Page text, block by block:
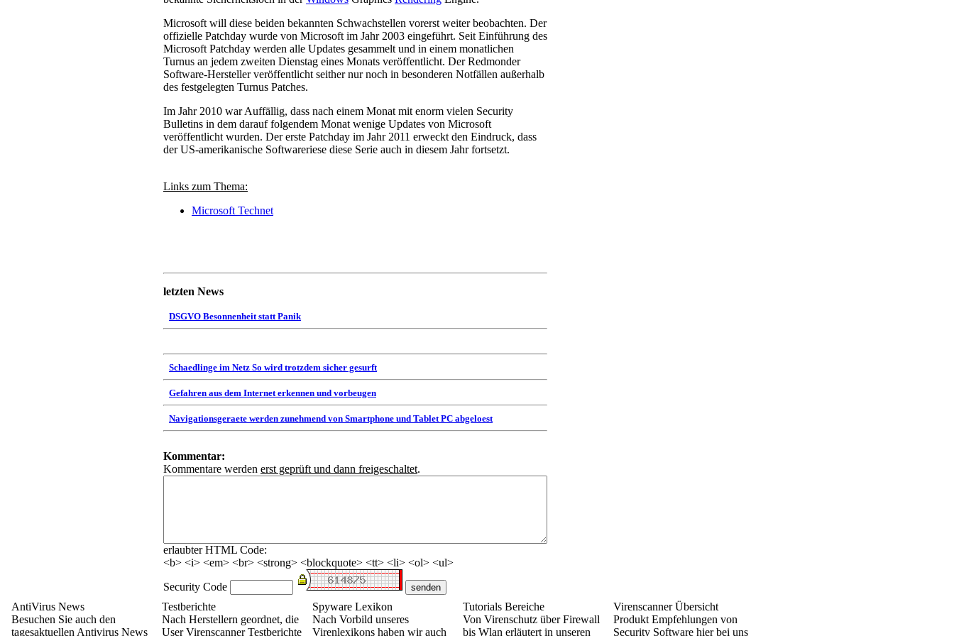
Microsoft will diese beiden bekannten Schwachstellen vorerst weiter beobachten. Der
offizielle Patchday wurde von Microsoft im Jahr 2003 eingeführt. Seit Einführung des
Microsoft Patchday werden alle Updates gesammelt und in einem monatlichen
Turnus an jedem zweiten Dienstag eines Monats veröffentlicht. Der Redmonder
Software-Hersteller veröffentlicht seither nur noch in besonderen Notfällen außerhalb
des festgelegten Turnus Patches.
Im Jahr 2010 war Auffällig, dass nach einem Monat mit enorm vielen Security
Bulletins in dem darauf folgendem Monat wenige Updates von Microsoft
veröffentlicht wurden. Der erste Patchday im Jahr 2011 erweckt den Eindruck, dass
der US-amerikanische Softwareriese diese Serie auch in diesem Jahr fortsetzt.
Links zum Thema:
Microsoft Technet
letzten News
DSGVO Besonnenheit statt Panik
Schaedlinge im Netz So wird trotzdem sicher gesurft
Gefahren aus dem Internet erkennen und vorbeugen
Navigationsgeraete werden zunehmend von Smartphone und Tablet PC abgeloest
Kommentar:
Kommentare werden erst geprüft und dann freigeschaltet.
erlaubter HTML Code:
<b> <i> <em> <br> <strong> <blockquote> <tt> <li> <ol> <ul>
Security Code
AntiVirus News
Besuchen Sie auch den
tagesaktuellen Antivirus News
Testberichte
Nach Herstellern geordnet, die
User Virenscanner Testberichte
Spyware Lexikon
Nach Vorbild unseres
Virenlexikons haben wir auch
Tutorials Bereiche
Von Virenschutz über Firewall
bis Wlan erläutert in unseren
Virenscanner Übersicht
Produkt Empfehlungen von
Security Software hier bei uns